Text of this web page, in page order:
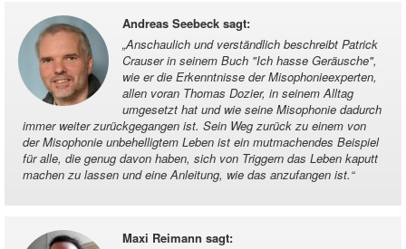
Andreas Seebeck sagt:
„Anschaulich und verständlich beschreibt Patrick
Crauser in seinem Buch "Ich hasse Geräusche",
wie er die Erkenntnisse der Misophonieexperten,
allen voran Thomas Dozier, in seinem Alltag
umgesetzt hat und wie seine Misophonie dadurch
immer weiter zurückgegangen ist. Sein Weg zurück zu einem von
der Misophonie unbehelligtem Leben ist ein mutmachendes Beispiel
für alle, die genug davon haben, sich von Triggern das Leben kaputt
machen zu lassen und eine Anleitung, wie das anzufangen ist.“
Maxi Reimann sagt: